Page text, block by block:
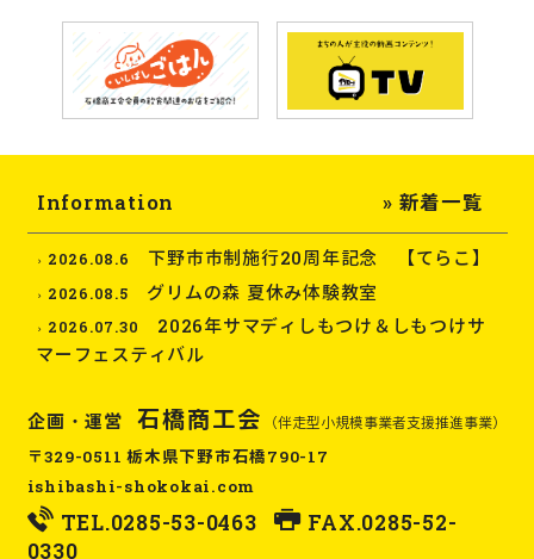
Information » 新着一覧
2026.08.6 下野市市制施行20周年記念 【てらこ】
2026.08.5 グリムの森 夏休み体験教室
2026.07.30
2026年サマディしもつけ＆しもつけサ
マーフェスティバル
企画・運営 石橋商工会 （伴走型小規模事業者支援推進事業）
〒329-0511 栃木県下野市石橋790-17
ishibashi-shokokai.com
TEL.0285-53-0463
FAX.0285-52-
0330